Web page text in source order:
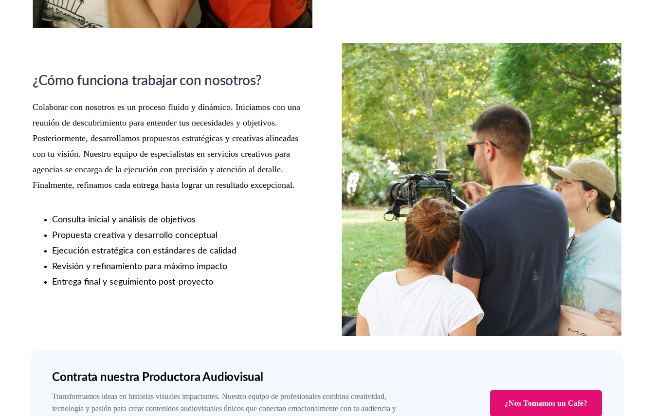
¿Cómo funciona trabajar con nosotros?
Colaborar con nosotros es un proceso fluido y dinámico. Iniciamos con una
reunión de descubrimiento para entender tus necesidades y objetivos.
Posteriormente, desarrollamos propuestas estratégicas y creativas alineadas
con tu visión. Nuestro equipo de especialistas en servicios creativos para
agencias se encarga de la ejecución con precisión y atención al detalle.
Finalmente, refinamos cada entrega hasta lograr un resultado excepcional.
Consulta inicial y análisis de objetivos
Propuesta creativa y desarrollo conceptual
Ejecución estratégica con estándares de calidad
Revisión y refinamiento para máximo impacto
Entrega final y seguimiento post-proyecto
Contrata nuestra Productora Audiovisual
Transformamos ideas en historias visuales impactantes. Nuestro equipo de profesionales combina creatividad,
tecnología y pasión para crear contenidos audiovisuales únicos que conectan emocionalmente con tu audiencia y
¿Nos Tomamos un Café?